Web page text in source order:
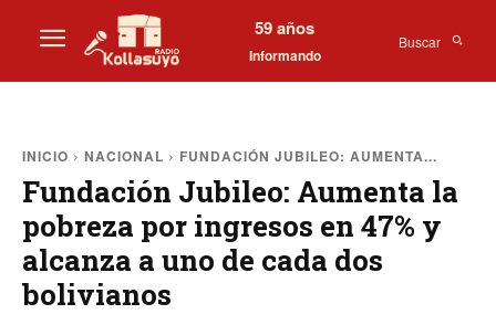
59 años
Informando
Buscar
INICIO NACIONAL FUNDACIÓN JUBILEO: AUMENTA...
Fundación Jubileo: Aumenta la
pobreza por ingresos en 47% y
alcanza a uno de cada dos
bolivianos